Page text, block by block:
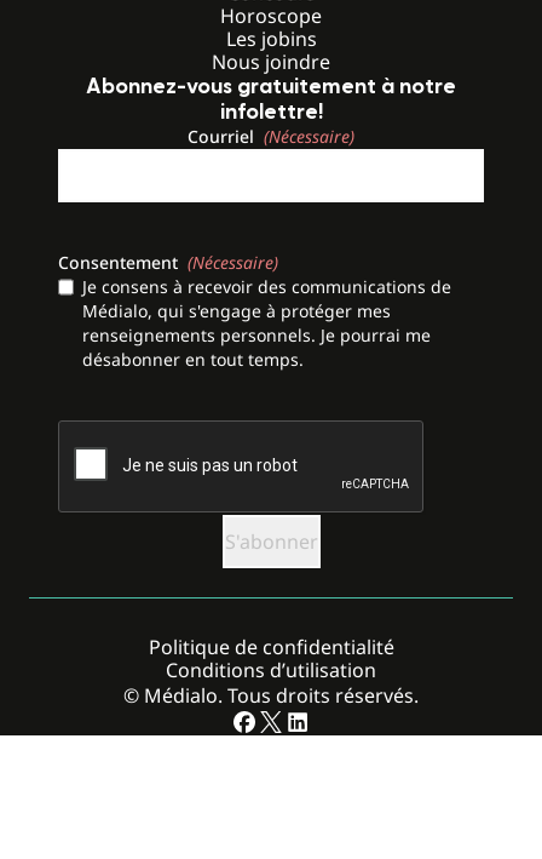
Horoscope
Les jobins
Nous joindre
Abonnez-vous gratuitement à notre
infolettre!
Courriel (Nécessaire)
Consentement (Nécessaire)
Je consens à recevoir des communications de
Médialo, qui s'engage à protéger mes
renseignements personnels. Je pourrai me
désabonner en tout temps.
© Médialo. Tous droits réservés.
Politique de confidentialité
Conditions d’utilisation